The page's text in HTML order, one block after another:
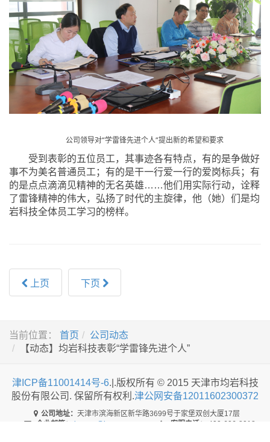
公司领导对“学雷锋先进个人”提出新的希望和要求
受到表彰的五位员工，其事迹各有特点，有的是争做好
事不为美名普通员工；有的是干一行爱一行的爱岗标兵；有
的是点点滴滴见精神的无名英雄……他们用实际行动，诠释
了雷锋精神的伟大，弘扬了时代的主旋律，他（她）们是均
岩科技全体员工学习的榜样。
上页 下页
当前位置： 首页
公司动态
【动态】均岩科技表彰“学雷锋先进个人”
津ICP备11001414号-6.|.版权所有 © 2015 天津市均岩科技
股份有限公司. 保留所有权利.津公网安备12011602300372
公司地址： 天津市滨海新区新华路3699号于家堡双创大厦17层
企业邮箱：
junyan@junyan.com.cn 客服电话： 400-606-8018